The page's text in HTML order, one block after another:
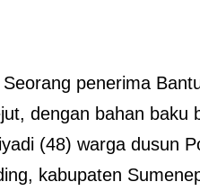
penerima
dengan bahan baku
(48) warga dusun
kabupaten